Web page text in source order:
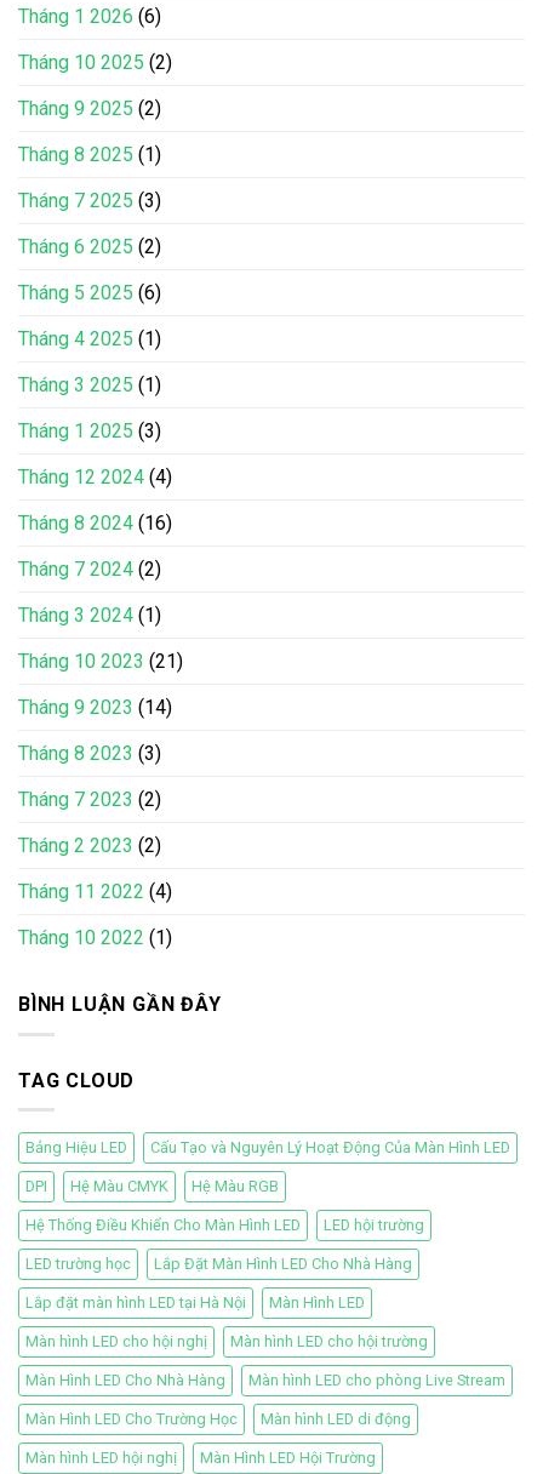
Tháng 1 2026 (6)
Tháng 10 2025 (2)
Tháng 9 2025 (2)
Tháng 8 2025 (1)
Tháng 7 2025 (3)
Tháng 6 2025 (2)
Tháng 5 2025 (6)
Tháng 4 2025 (1)
Tháng 3 2025 (1)
Tháng 1 2025 (3)
Tháng 12 2024 (4)
Tháng 8 2024 (16)
Tháng 7 2024 (2)
Tháng 3 2024 (1)
Tháng 10 2023 (21)
Tháng 9 2023 (14)
Tháng 8 2023 (3)
Tháng 7 2023 (2)
Tháng 2 2023 (2)
Tháng 11 2022 (4)
Tháng 10 2022 (1)
BÌNH LUẬN GẦN ĐÂY
TAG CLOUD
Bảng Hiệu LED Cấu Tạo và Nguyên Lý Hoạt Động Của Màn Hình LED
DPI Hệ Màu CMYK Hệ Màu RGB
Hệ Thống Điều Khiển Cho Màn Hình LED LED hội trường
LED trường học Lắp Đặt Màn Hình LED Cho Nhà Hàng
Lắp đặt màn hình LED tại Hà Nội Màn Hình LED
Màn hình LED cho hội nghị Màn hình LED cho hội trường
Màn Hình LED Cho Nhà Hàng Màn hình LED cho phòng Live Stream
Màn Hình LED Cho Trường Học Màn hình LED di động
Màn hình LED hội nghị Màn Hình LED Hội Trường